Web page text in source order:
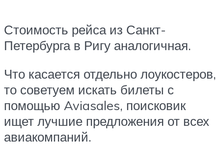
Стоимость рейса из Санкт-
Петербурга в Ригу аналогичная.
Что касается отдельно лоукостеров,
то советуем искать билеты с
помощью Aviasales, поисковик
ищет лучшие предложения от всех
авиакомпаний.